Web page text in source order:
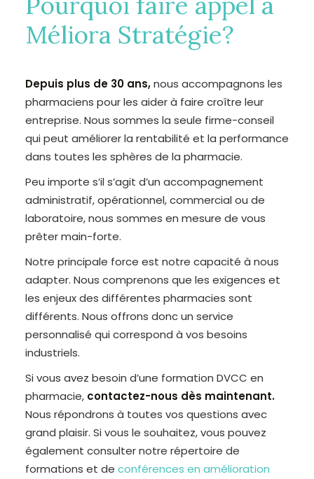
Méliora Stratégie?
Depuis plus de 30 ans,nous accompagnons les
pharmaciens pour les aider à faire croître leur
entreprise. Nous sommes la seule firme-conseil
qui peut améliorer la rentabilité et la performance
dans toutes les sphères de la pharmacie.
Peu importe s’il s’agit d’un accompagnement
administratif, opérationnel, commercial ou de
laboratoire, nous sommes en mesure de vous
prêter main-forte.
Notre principale force est notre capacité à nous
adapter. Nous comprenons que les exigences et
les enjeux des différentes pharmacies sont
différents. Nous offrons donc un service
personnalisé qui correspond à vos besoins
industriels.
Si vous avez besoin d’une formation DVCC en
pharmacie, contactez-nous dès maintenant.
Nous répondrons à toutes vos questions avec
grand plaisir. Si vous le souhaitez, vous pouvez
également consulter notre répertoire de
formations et de conférences en amélioration